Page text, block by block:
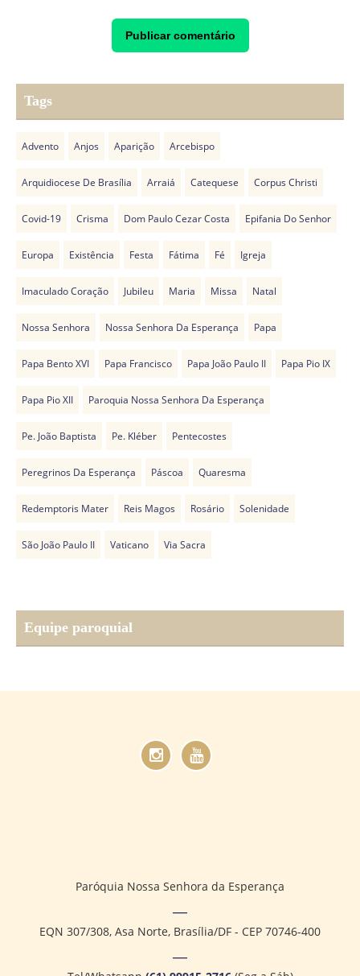
Tags
Advento Anjos Aparição Arcebispo
Arquidiocese De Brasília Arraiá Catequese Corpus Christi
Covid-19 Crisma Dom Paulo Cezar Costa Epifania Do Senhor
Europa Existência Festa Fátima Fé Igreja
Imaculado Coração Jubileu Maria Missa Natal
Nossa Senhora Nossa Senhora Da Esperança Papa
Papa Bento XVI Papa Francisco Papa João Paulo II Papa Pio IX
Papa Pio XII Paroquia Nossa Senhora Da Esperança
Pe. João Baptista Pe. Kléber Pentecostes
Peregrinos Da Esperança Páscoa Quaresma
Redemptoris Mater Reis Magos Rosário Solenidade
São João Paulo II Vaticano Via Sacra
Equipe paroquial
Paróquia Nossa Senhora da Esperança
EQN 307/308, Asa Norte, Brasília/DF - CEP 70746-400